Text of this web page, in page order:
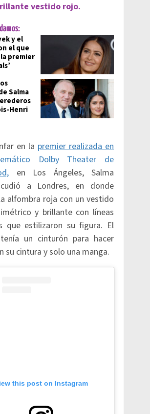
vestido rojo.
y el
el que
premier
Salma
Henri
en la premier realizada en
Dolby Theater de
en Los Ángeles, Salma
a Londres, en donde
alfombra roja con un vestido
y brillante con líneas
que estilizaron su figura. El
un cinturón para hacer
su cintura y solo una manga.
this post on Instagram